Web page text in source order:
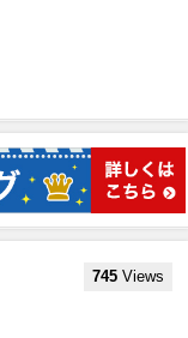
745 Views